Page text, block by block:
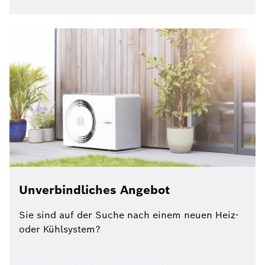
Unverbindliches Angebot
Sie sind auf der Suche nach einem neuen Heiz-
oder Kühlsystem?